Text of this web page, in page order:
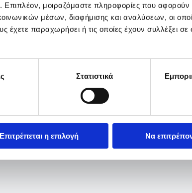
Επιπλέον, μοιραζόμαστε πληροφορίες που
μέσων, διαφήμισης και αναλύσεων, οι
έχετε παραχωρήσει ή τις οποίες έχουν συλλέξει σε
Στατιστικά
Επιτρέπεται η επιλογή Να